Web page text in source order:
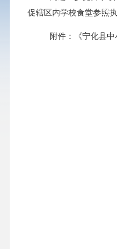
促辖区内学校食堂参照执
附件： 《宁化县